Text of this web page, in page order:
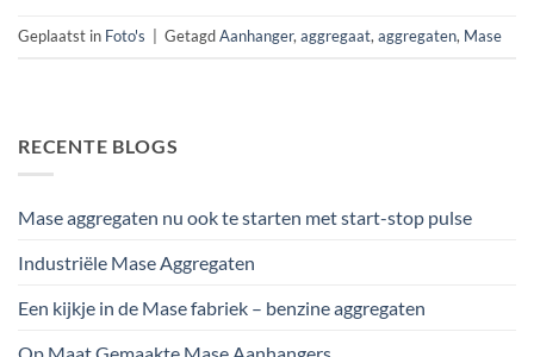
Geplaatst in Foto's GetagdAanhanger, aggregaat, aggregaten, Mase
RECENTE BLOGS
Mase aggregaten nu ook te starten met start-stop pulse
Industriële Mase Aggregaten
Een kijkje in de Mase fabriek – benzine aggregaten